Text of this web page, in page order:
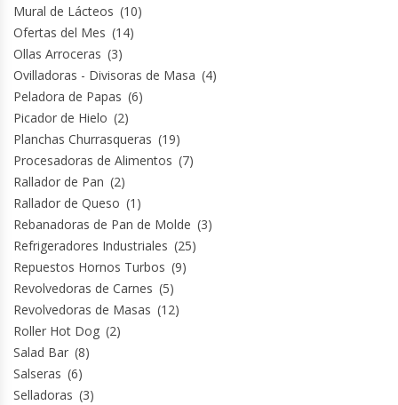
Rebanadoras De Pan De Molde
Refrigeradores Industriales
Repuestos Hornos Turbos
Revolvedoras De Masas
Roller Hot Dog
Salseras
Selladoras
Selladoras Al Vacío
Shawarmas
Mural de Lácteos (10)
Ofertas del Mes (14)
Ollas Arroceras (3)
Ovilladoras - Divisoras de Masa (4)
Peladora de Papas (6)
Picador de Hielo (2)
Planchas Churrasqueras (19)
Procesadoras de Alimentos (7)
Rallador de Pan (2)
Rallador de Queso (1)
Rebanadoras de Pan de Molde (3)
Refrigeradores Industriales (25)
Repuestos Hornos Turbos (9)
Revolvedoras de Carnes (5)
Revolvedoras de Masas (12)
Roller Hot Dog (2)
Salad Bar (8)
Salseras (6)
Selladoras (3)